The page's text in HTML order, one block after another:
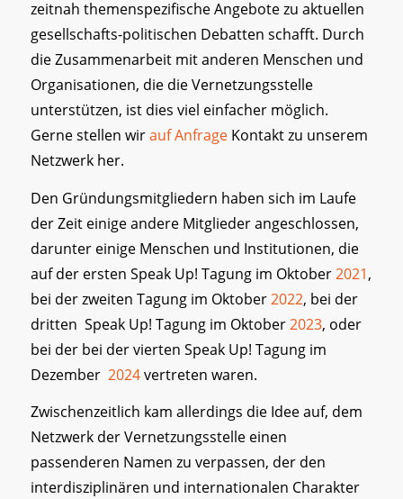
zeitnah themenspezifische Angebote zu aktuellen
gesellschafts-politischen Debatten schafft. Durch
die Zusammenarbeit mit anderen Menschen und
Organisationen, die die Vernetzungsstelle
unterstützen, ist dies viel einfacher möglich.
Gerne stellen wirauf Anfrage Kontakt zu unserem
Netzwerk her.
Den Gründungsmitgliedern haben sich im Laufe
der Zeit einige andere Mitglieder angeschlossen,
darunter einige Menschen und Institutionen, die
auf der ersten Speak Up! Tagung im Oktober2021,
bei der zweiten Tagung im Oktober2022, bei der
dritten Speak Up! Tagung im Oktober2023, oder
bei der bei der vierten Speak Up! Tagung im
Dezember 2024vertreten waren.
Zwischenzeitlich kam allerdings die Idee auf, dem
Netzwerk der Vernetzungsstelle einen
passenderen Namen zu verpassen, der den
interdisziplinären und internationalen Charakter